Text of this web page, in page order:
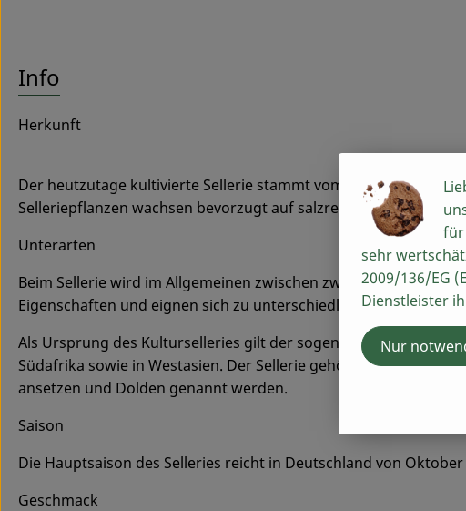
Info
Herkunft
Der heutzutage kultivierte Sellerie stammt vom Echten Sellerie
Selleriepflanzen wachsen bevorzugt auf salzreichen Böden,
Unterarten
Beim Sellerie wird im Allgemeinen zwischen zwei
Eigenschaften und eignen sich zu unterschiedlichen
Als Ursprung des Kulturselleries gilt der sogenannte Echte
Südafrika sowie in Westasien. Der Sellerie gehört zur großen
ansetzen und Dolden genannt werden.
Saison
Die Hauptsaison des Selleries reicht in Deutschland von
Geschmack
für
sehr
2009/136/EG
Dienstleister
Nur